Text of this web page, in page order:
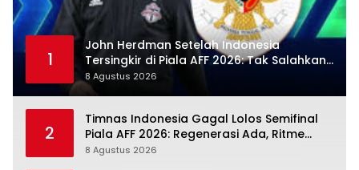
1
John Herdman Setelah Indonesia
Tersingkir di Piala AFF 2026: Tak Salahkan
Wasit, Mitchell Baker Tetap Jadi Modal
8 Agustus 2026
2
Timnas Indonesia Gagal Lolos Semifinal
Piala AFF 2026: Regenerasi Ada, Ritme
Kompetisi Masih Harus Mengejar
8 Agustus 2026